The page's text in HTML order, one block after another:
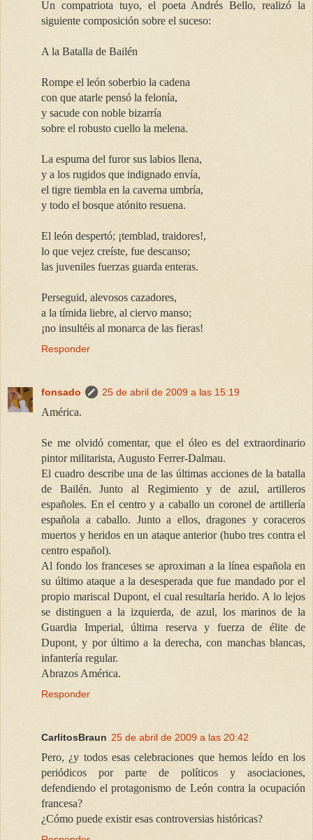
Un compatriota tuyo, el poeta Andrés Bello, realizó la
siguiente composición sobre el suceso:
A la Batalla de Bailén
Rompe el león soberbio la cadena
con que atarle pensó la felonía,
y sacude con noble bizarría
sobre el robusto cuello la melena.
La espuma del furor sus labios llena,
y a los rugidos que indignado envía,
el tigre tiembla en la caverna umbría,
y todo el bosque atónito resuena.
El león despertó; ¡temblad, traidores!,
lo que vejez creíste, fue descanso;
las juveniles fuerzas guarda enteras.
Perseguid, alevosos cazadores,
a la tímida liebre, al ciervo manso;
¡no insultéis al monarca de las fieras!
Responder
fonsado 25 de abril de 2009 a las 15:19
América.
Se me olvidó comentar, que el óleo es del extraordinario
pintor militarista, Augusto Ferrer-Dalmau.
El cuadro describe una de las últimas acciones de la batalla
de Bailén. Junto al Regimiento y de azul, artilleros
españoles. En el centro y a caballo un coronel de artillería
española a caballo. Junto a ellos, dragones y coraceros
muertos y heridos en un ataque anterior (hubo tres contra el
centro español).
Al fondo los franceses se aproximan a la línea española en
su último ataque a la desesperada que fue mandado por el
propio mariscal Dupont, el cual resultaría herido. A lo lejos
se distinguen a la izquierda, de azul, los marinos de la
Guardia Imperial, última reserva y fuerza de élite de
Dupont, y por último a la derecha, con manchas blancas,
infantería regular.
Abrazos América.
Responder
CarlitosBraun 25 de abril de 2009 a las 20:42
Pero, ¿y todos esas celebraciones que hemos leído en los
periódicos por parte de políticos y asociaciones,
defendiendo el protagonismo de León contra la ocupación
francesa?
¿Cómo puede existir esas controversias históricas?